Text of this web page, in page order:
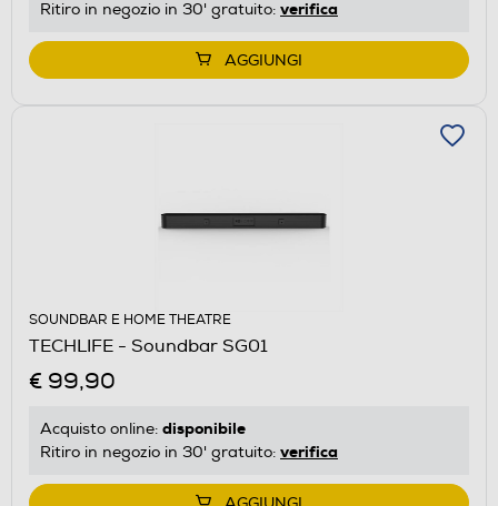
Ritiro in negozio in 30' gratuito: verifica
AGGIUNGI
SOUNDBAR E HOME THEATRE
TECHLIFE - Soundbar SG01
€ 99,90
Acquisto online: disponibile
Ritiro in negozio in 30' gratuito: verifica